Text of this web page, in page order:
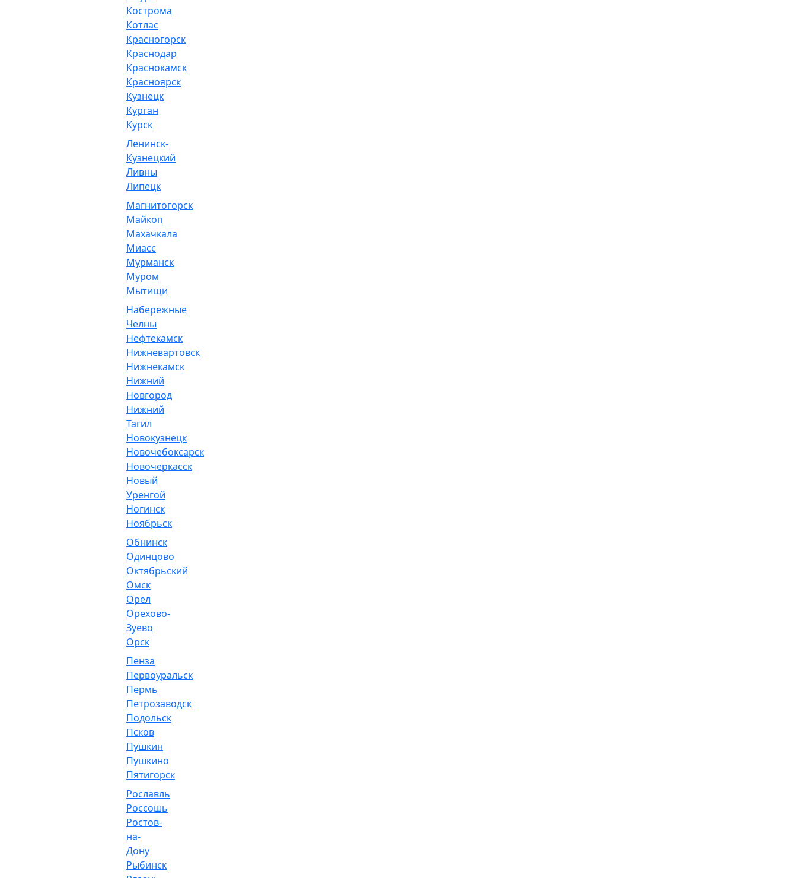
Кострома
Котлас
Красногорск
Краснодар
Краснокамск
Красноярск
Кузнецк
Курган
Курск
Ленинск-
Кузнецкий
Ливны
Липецк
Магнитогорск
Майкоп
Махачкала
Миасс
Мурманск
Муром
Мытищи
Набережные
Челны
Нефтекамск
Нижневартовск
Нижнекамск
Нижний
Новгород
Нижний
Тагил
Новокузнецк
Новочебоксарск
Новочеркасск
Новый
Уренгой
Ногинск
Ноябрьск
Обнинск
Одинцово
Октябрьский
Омск
Орел
Орехово-
Зуево
Орск
Пенза
Первоуральск
Пермь
Петрозаводск
Подольск
Псков
Пушкин
Пушкино
Пятигорск
Рославль
Россошь
Ростов-
на-
Дону
Рыбинск